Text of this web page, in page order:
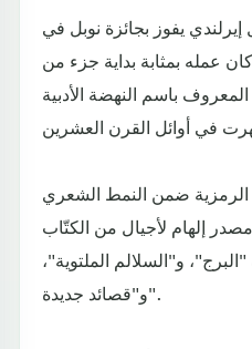
يفوز بجائزة نوبل في
عمله بمثابة بداية جزء من
باسم النهضة الأدبية
الرمزية ضمن النمط الشعري
مصدر إلهام لأجيال من الكتّاب
و"السلالم الملتوية"،
و"قصائد جديدة".